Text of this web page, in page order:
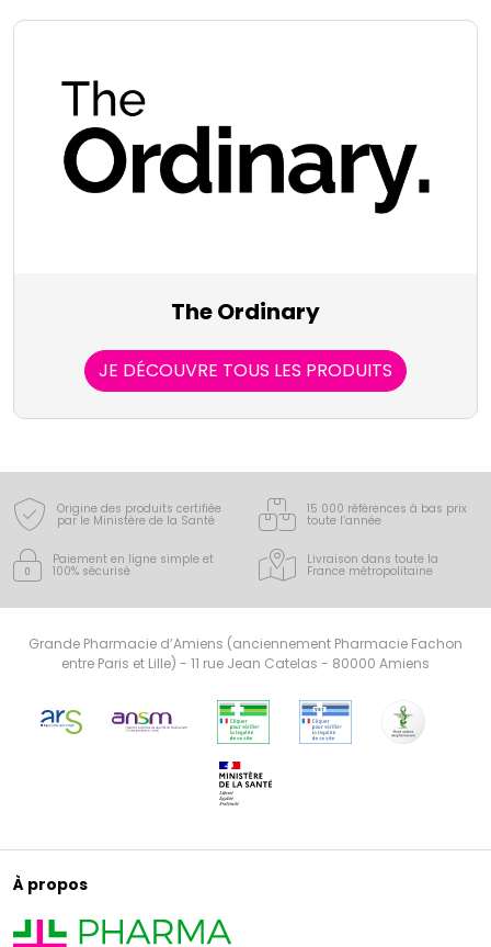
The Ordinary
JE DÉCOUVRE TOUS LES PRODUITS
Origine des produits certifiée
par le Ministère de la Santé
15 000 références à bas prix
toute l’année
Paiement en ligne simple et
100% sécurisé
Livraison dans toute la
France métropolitaine
Grande Pharmacie d’Amiens (anciennement Pharmacie Fachon
entre Paris et Lille) - 11 rue Jean Catelas - 80000 Amiens
À propos